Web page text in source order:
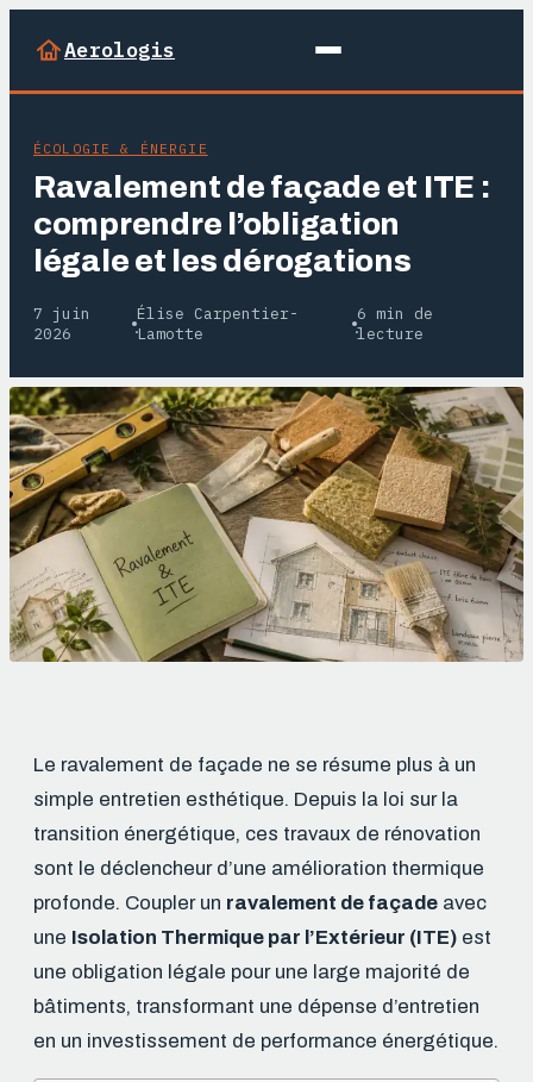
Aerologis
ÉCOLOGIE & ÉNERGIE
Ravalement de façade et ITE :
comprendre l’obligation
légale et les dérogations
7 juin
2026
·
Élise Carpentier-
Lamotte
·
6 min de
lecture
Le ravalement de façade ne se résume plus à un
simple entretien esthétique. Depuis la loi sur la
transition énergétique, ces travaux de rénovation
sont le déclencheur d’une amélioration thermique
profonde. Coupler un ravalement de façade avec
une Isolation Thermique par l’Extérieur (ITE) est
une obligation légale pour une large majorité de
bâtiments, transformant une dépense d’entretien
en un investissement de performance énergétique.